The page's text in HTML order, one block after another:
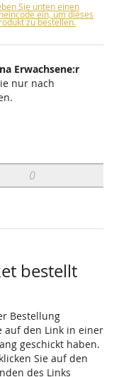
Sie unten einen
ein, um dieses
zu bestellen.
Erwachsene:r
nur nach
bestellt
Bestellung
auf den Link in einer
geschickt haben.
Sie auf den
des Links